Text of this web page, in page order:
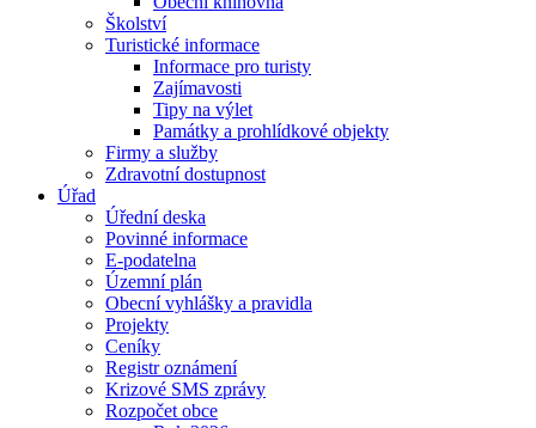
Školství
Turistické informace
Informace pro turisty
Zajímavosti
Tipy na výlet
Památky a prohlídkové objekty
Firmy a služby
Zdravotní dostupnost
Úřad
Úřední deska
Povinné informace
E-podatelna
Územní plán
Obecní vyhlášky a pravidla
Projekty
Ceníky
Registr oznámení
Krizové SMS zprávy
Rozpočet obce